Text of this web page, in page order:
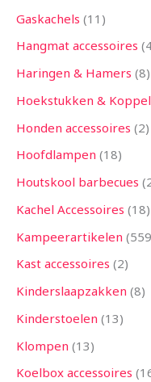
Gaskachels 11
Hangmat accessoires
Haringen & Hamers 8
Hoekstukken &
Honden accessoires 2
Hoofdlampen 18
Houtskool barbecues
Kachel Accessoires 18
Kampeerartikelen 559
Kast accessoires 2
Kinderslaapzakken 8
Kinderstoelen 13
Klompen 13
Koelbox accessoires